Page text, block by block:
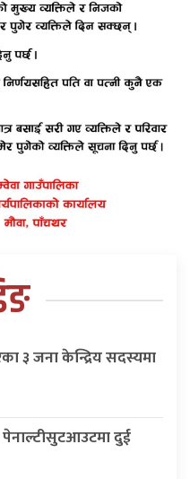
३ जना केन्द्रिय सदस्यमा
दुई